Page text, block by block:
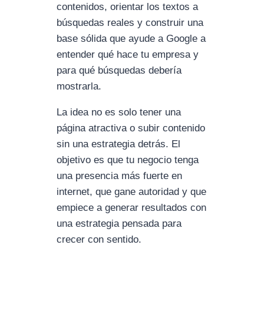
contenidos, orientar los textos a
búsquedas reales y construir una
base sólida que ayude a Google a
entender qué hace tu empresa y
para qué búsquedas debería
mostrarla.
La idea no es solo tener una
página atractiva o subir contenido
sin una estrategia detrás. El
objetivo es que tu negocio tenga
una presencia más fuerte en
internet, que gane autoridad y que
empiece a generar resultados con
una estrategia pensada para
crecer con sentido.